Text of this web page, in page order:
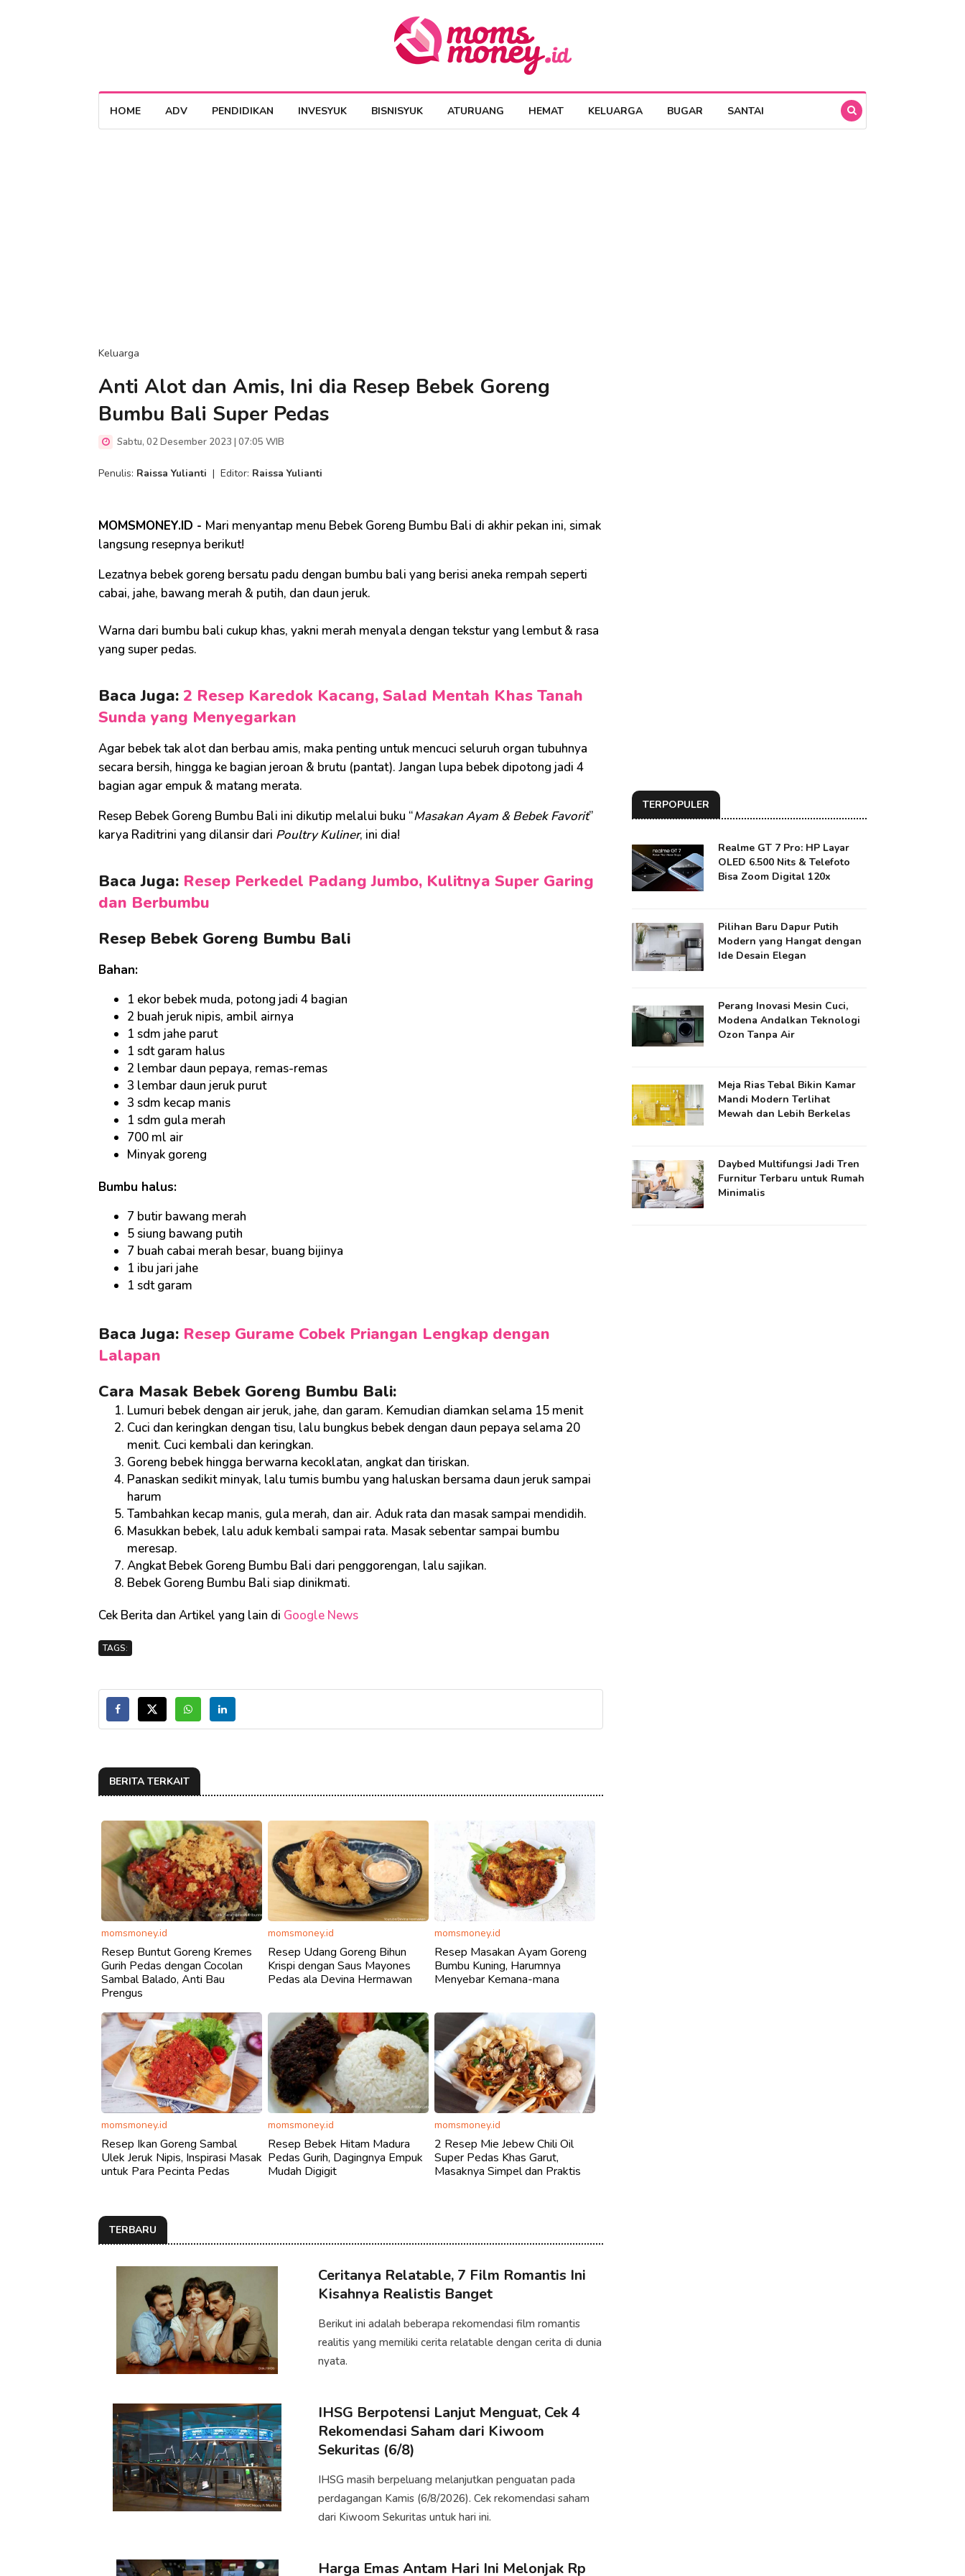
HOME ADV PENDIDIKAN INVESYUK BISNISYUK ATURUANG HEMAT KELUARGA BUGAR SANTAI
Keluarga
Anti Alot dan Amis, Ini dia Resep Bebek Goreng
Bumbu Bali Super Pedas
Sabtu, 02 Desember 2023 | 07:05 WIB
Penulis: Raissa Yulianti | Editor: Raissa Yulianti
MOMSMONEY.ID - Mari menyantap menu Bebek Goreng Bumbu Bali di akhir pekan ini, simak
langsung resepnya berikut!
Lezatnya bebek goreng bersatu padu dengan bumbu bali yang berisi aneka rempah seperti
cabai, jahe, bawang merah & putih, dan daun jeruk.
Warna dari bumbu bali cukup khas, yakni merah menyala dengan tekstur yang lembut & rasa
yang super pedas.
Baca Juga: 2 Resep Karedok Kacang, Salad Mentah Khas Tanah
Sunda yang Menyegarkan
Agar bebek tak alot dan berbau amis, maka penting untuk mencuci seluruh organ tubuhnya
secara bersih, hingga ke bagian jeroan & brutu (pantat). Jangan lupa bebek dipotong jadi 4
bagian agar empuk & matang merata.
Resep Bebek Goreng Bumbu Bali ini dikutip melalui buku “Masakan Ayam & Bebek Favorit”
karya Raditrini yang dilansir dari Poultry Kuliner, ini dia!
Baca Juga: Resep Perkedel Padang Jumbo, Kulitnya Super Garing
dan Berbumbu
Resep Bebek Goreng Bumbu Bali
Bahan:
1 ekor bebek muda, potong jadi 4 bagian
2 buah jeruk nipis, ambil airnya
1 sdm jahe parut
1 sdt garam halus
2 lembar daun pepaya, remas-remas
3 lembar daun jeruk purut
3 sdm kecap manis
1 sdm gula merah
700 ml air
Minyak goreng
Bumbu halus:
7 butir bawang merah
5 siung bawang putih
7 buah cabai merah besar, buang bijinya
1 ibu jari jahe
1 sdt garam
Baca Juga: Resep Gurame Cobek Priangan Lengkap dengan
Lalapan
Cara Masak Bebek Goreng Bumbu Bali:
Lumuri bebek dengan air jeruk, jahe, dan garam. Kemudian diamkan selama 15 menit
Cuci dan keringkan dengan tisu, lalu bungkus bebek dengan daun pepaya selama 20
menit. Cuci kembali dan keringkan.
Goreng bebek hingga berwarna kecoklatan, angkat dan tiriskan.
Panaskan sedikit minyak, lalu tumis bumbu yang haluskan bersama daun jeruk sampai
harum
Tambahkan kecap manis, gula merah, dan air. Aduk rata dan masak sampai mendidih.
Masukkan bebek, lalu aduk kembali sampai rata. Masak sebentar sampai bumbu
meresap.
Angkat Bebek Goreng Bumbu Bali dari penggorengan, lalu sajikan.
Bebek Goreng Bumbu Bali siap dinikmati.
Cek Berita dan Artikel yang lain di Google News
TAGS:
BERITA TERKAIT
momsmoney.id
Resep Buntut Goreng Kremes
Gurih Pedas dengan Cocolan
Sambal Balado, Anti Bau
Prengus
momsmoney.id
Resep Udang Goreng Bihun
Krispi dengan Saus Mayones
Pedas ala Devina Hermawan
momsmoney.id
Resep Masakan Ayam Goreng
Bumbu Kuning, Harumnya
Menyebar Kemana-mana
momsmoney.id
Resep Ikan Goreng Sambal
Ulek Jeruk Nipis, Inspirasi Masak
untuk Para Pecinta Pedas
momsmoney.id
Resep Bebek Hitam Madura
Pedas Gurih, Dagingnya Empuk
Mudah Digigit
momsmoney.id
2 Resep Mie Jebew Chili Oil
Super Pedas Khas Garut,
Masaknya Simpel dan Praktis
TERBARU
Ceritanya Relatable, 7 Film Romantis Ini
Kisahnya Realistis Banget
Berikut ini adalah beberapa rekomendasi film romantis
realitis yang memiliki cerita relatable dengan cerita di dunia
nyata.​
IHSG Berpotensi Lanjut Menguat, Cek 4
Rekomendasi Saham dari Kiwoom
Sekuritas (6/8)
IHSG masih berpeluang melanjutkan penguatan pada
perdagangan Kamis (6/8/2026).​ Cek rekomendasi saham
dari Kiwoom Sekuritas untuk hari ini.
Harga Emas Antam Hari Ini Melonjak Rp
TERPOPULER
Realme GT 7 Pro: HP Layar
OLED 6.500 Nits & Telefoto
Bisa Zoom Digital 120x
Pilihan Baru Dapur Putih
Modern yang Hangat dengan
Ide Desain Elegan
Perang Inovasi Mesin Cuci,
Modena Andalkan Teknologi
Ozon Tanpa Air
Meja Rias Tebal Bikin Kamar
Mandi Modern Terlihat
Mewah dan Lebih Berkelas
Daybed Multifungsi Jadi Tren
Furnitur Terbaru untuk Rumah
Minimalis